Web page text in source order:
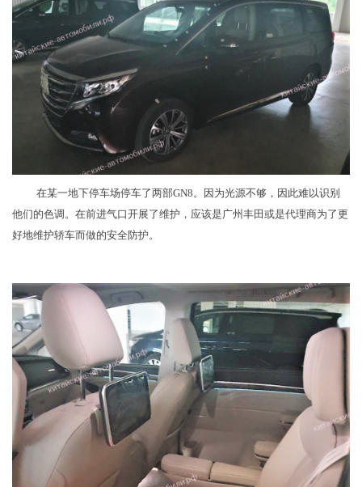
在某一地下停车场停车了两部GN8。因为光源不够，因此难以识别
他们的色调。在前进气口开展了维护，应该是广州丰田或是代理商为了更
好地维护轿车而做的安全防护。